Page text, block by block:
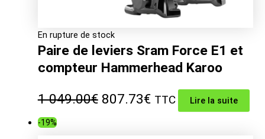
En rupture de stock
Paire de leviers Sram Force E1 et
compteur Hammerhead Karoo
1 049.00€ Le
807.73€Le
TTC Lire la suite
-19%